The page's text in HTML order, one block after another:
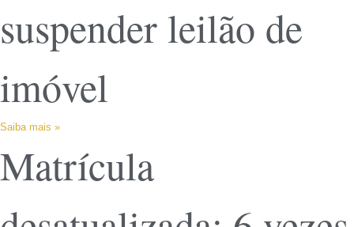
suspender leilão de
imóvel
Saiba mais »
Matrícula